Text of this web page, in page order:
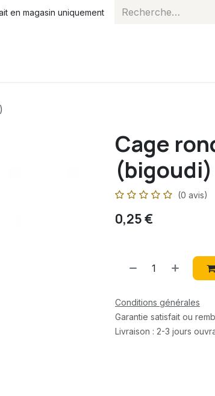
en magasin uniquement
Cage
(bigoudi)
(0 avis)
0,25€
Conditions générales
Garantie satisfait ou
Livraison : 2-3 jours